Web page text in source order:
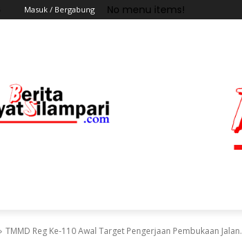
Masuk / Bergabung No menu items!
TMMD Reg Ke-110 Awal Target Pengerjaan Pembukaan Jalan.